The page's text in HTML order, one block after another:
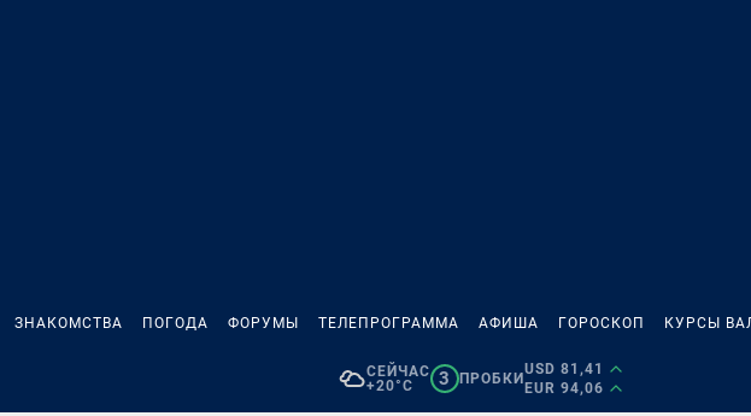
ЗНАКОМСТВА ПОГОДА ФОРУМЫ ТЕЛЕПРОГРАММА АФИША ГОРОСКОП КУРСЫ
СЕЙЧАС
+20°C
3 ПРОБКИ
USD 81,41
EUR 94,06